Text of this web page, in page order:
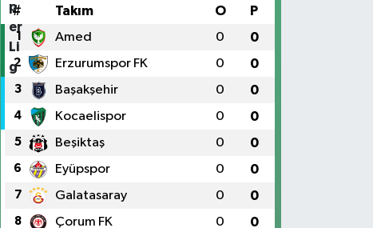
# Takım O P
1 Amed 0 0
2 Erzurumspor FK 0 0
3 Başakşehir 0 0
4 Kocaelispor 0 0
5 Beşiktaş 0 0
6 Eyüpspor 0 0
7 Galatasaray 0 0
8 Çorum FK 0 0